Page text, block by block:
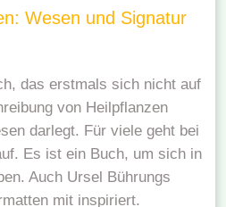
Wesen und Signatur
das erstmals sich nicht auf
von Heilpflanzen
darlegt. Für viele geht bei
Es ist ein Buch, um sich in
Auch Ursel Bührungs
mit inspiriert.